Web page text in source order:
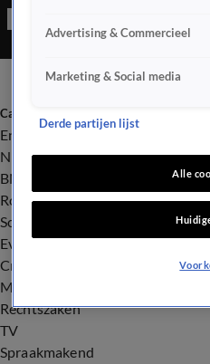
Categorieën
Entertainment
Nieuws
BN'ers
Royalty
Songfestival
Evenementen
Crime
Misdaad
Rechtszaken
TV
Spraakmakend
Advertising & Commercieel
Marketing & Social media
Derde partijen lijst
Alle